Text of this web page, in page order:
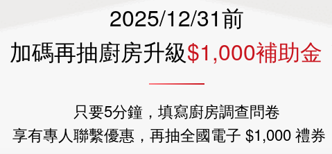
2025/12/31前
加碼再抽廚房升級$1,000補助金
只要5分鐘，填寫廚房調查問卷
享有專人聯繫優惠，再抽全國電子 $1,000 禮券